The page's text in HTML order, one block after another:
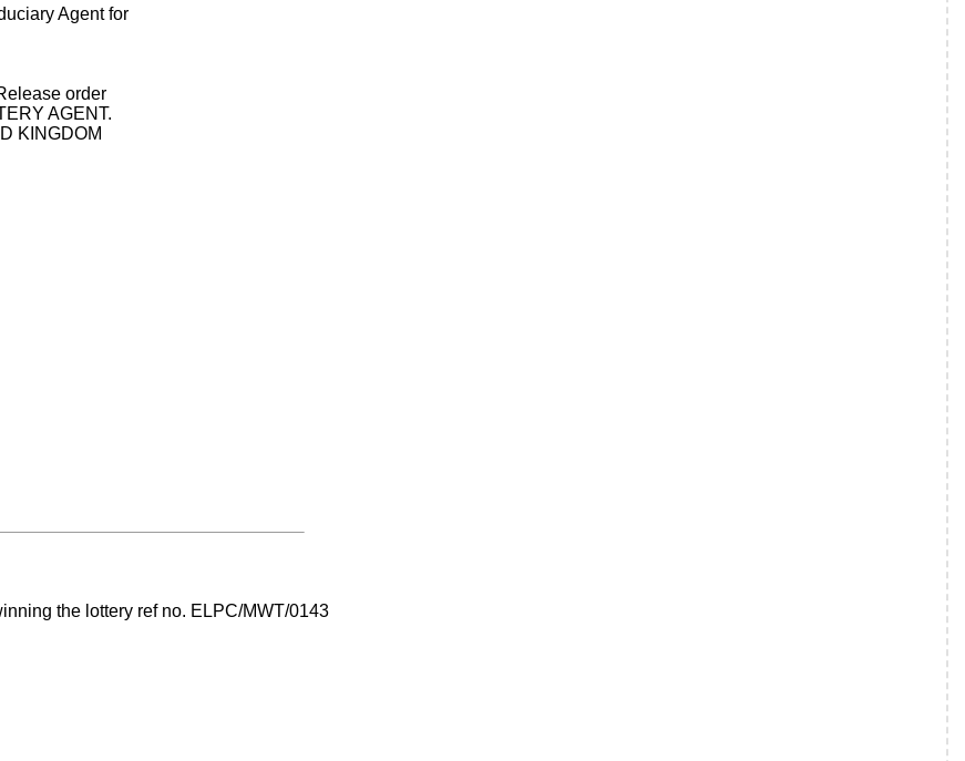
Agent for
order
AGENT.
KINGDOM
the lottery ref no. ELPC/MWT/0143